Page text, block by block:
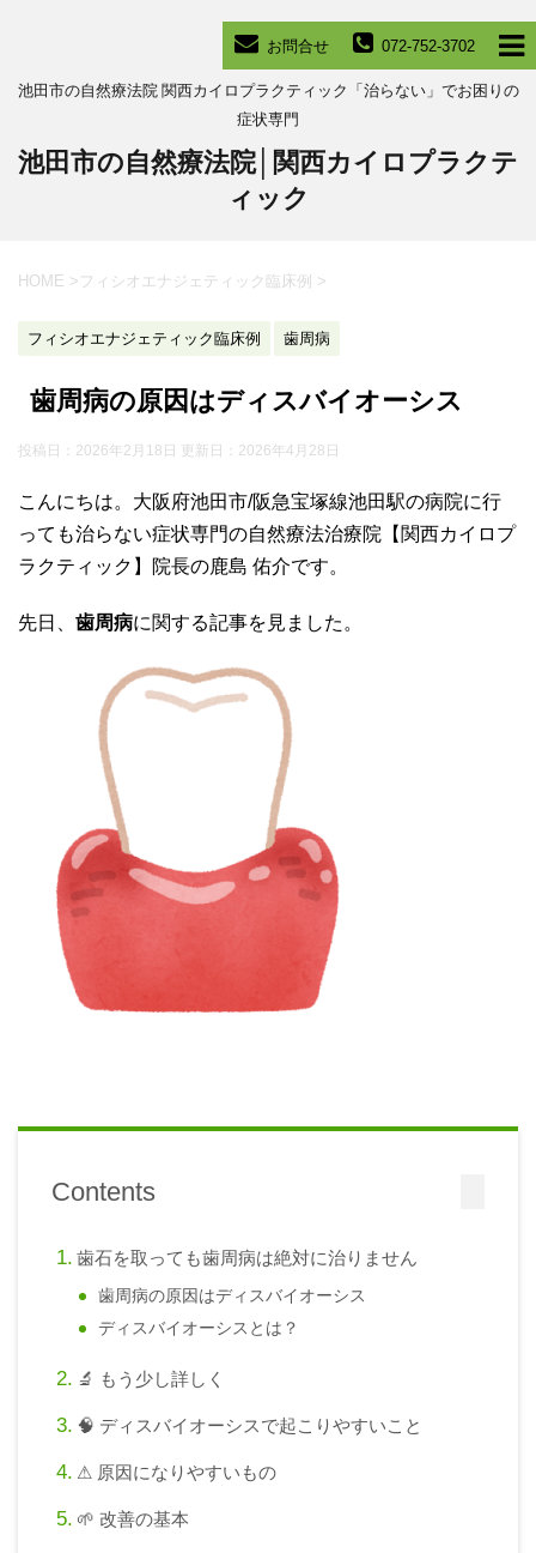
072-752-3702
お問合せ
池田市の自然療法院 関西カイロプラクティック「治らない」でお困りの
症状専門
池田市の自然療法院│関西カイロプラクテ
ィック
HOME > フィシオエナジェティック臨床例 >
フィシオエナジェティック臨床例 歯周病
歯周病の原因はディスバイオーシス
投稿日：2026年2月18日 更新日： 2026年4月28日
こんにちは。大阪府池田市/阪急宝塚線池田駅の病院に行
っても治らない症状専門の自然療法治療院【関西カイロプ
ラクティック】院長の鹿島 佑介です。
先日、 歯周病に関する記事を見ました。
Contents
歯石を取っても歯周病は絶対に治りません
歯周病の原因はディスバイオーシス
ディスバイオーシスとは？
🔬 もう少し詳しく
🧠 ディスバイオーシスで起こりやすいこと
⚠ 原因になりやすいもの
🌱 改善の基本